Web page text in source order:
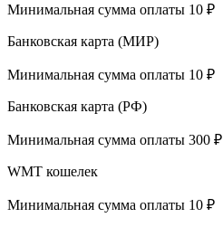
Минимальная сумма оплаты 10 ₽
Банковская карта (МИР)
Минимальная сумма оплаты 10 ₽
Банковская карта (РФ)
Минимальная сумма оплаты 300 ₽
WMT кошелек
Минимальная сумма оплаты 10 ₽